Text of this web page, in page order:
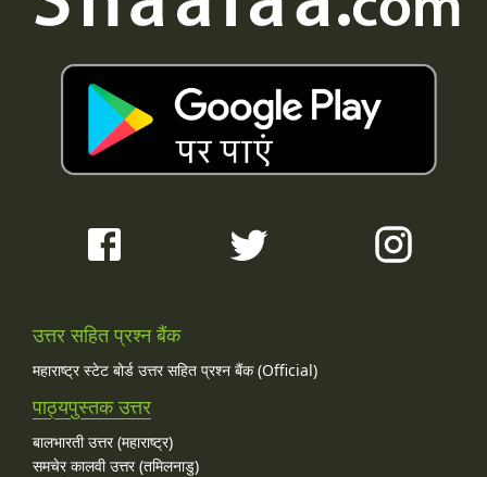
उत्तर सहित प्रश्न बैंक
महाराष्ट्र स्टेट बोर्ड उत्तर सहित प्रश्न बैंक (Official)
पाठ्यपुस्तक उत्तर
बालभारती उत्तर (महाराष्ट्र)
समचेर कालवी उत्तर (तमिलनाडु)